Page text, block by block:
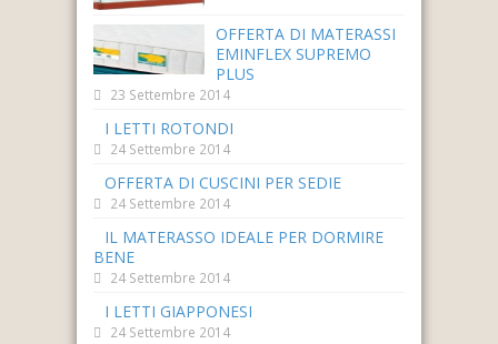
OFFERTA DI MATERASSI
EMINFLEX SUPREMO
PLUS
23 Settembre 2014
I LETTI ROTONDI
24 Settembre 2014
OFFERTA DI CUSCINI PER SEDIE
24 Settembre 2014
IL MATERASSO IDEALE PER DORMIRE
BENE
24 Settembre 2014
I LETTI GIAPPONESI
24 Settembre 2014